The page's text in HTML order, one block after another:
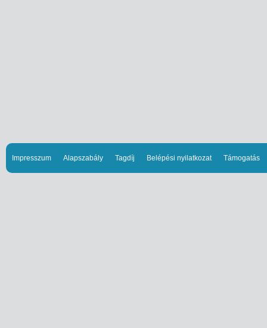
Impresszum Alapszabály Tagdíj Belépési nyilatkozat Támogatás